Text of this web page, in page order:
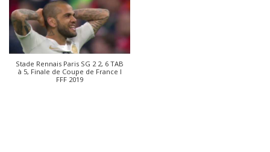
Stade Rennais Paris SG 2 2, 6 TAB
à 5, Finale de Coupe de France I
FFF 2019